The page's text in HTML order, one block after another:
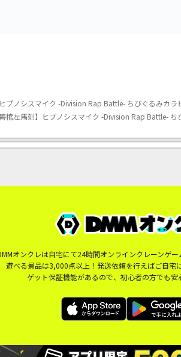
プノシスマイク -Division Rap Battle- ちびぐるみカ
棺左馬刻】ヒプノシスマイク -Division Rap Battle-
オンクレは自宅にて24時間オンラインクレーンゲー
遊べる景品は3,000点以上！発送依頼を行えばご自宅
ゲット保証機能があるので、初心者の方でも安